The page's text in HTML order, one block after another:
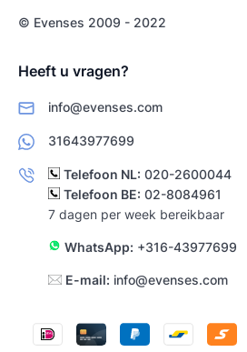
© Evenses 2009 - 2022
Heeft u vragen?
info@evenses.com
31643977699
Telefoon NL: 020-2600044
Telefoon BE: 02-8084961
7 dagen per week bereikbaar
WhatsApp: +316-43977699
E-mail: info@evenses.com